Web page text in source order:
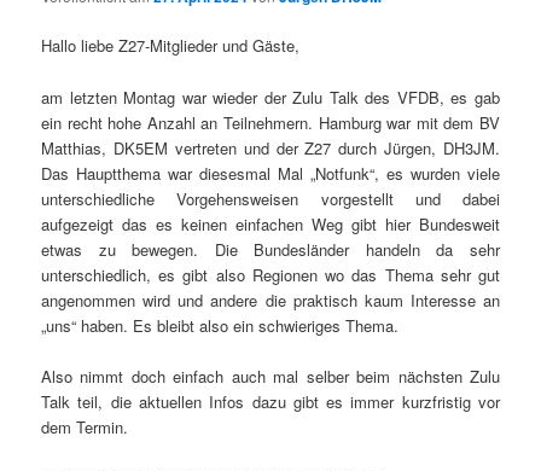
Hallo liebe Z27-Mitglieder und Gäste,
am letzten Montag war wieder der Zulu Talk des VFDB, es gab
ein recht hohe Anzahl an Teilnehmern. Hamburg war mit dem BV
Matthias, DK5EM vertreten und der Z27 durch Jürgen, DH3JM.
Das Hauptthema war diesesmal Mal „Notfunk“, es wurden viele
unterschiedliche Vorgehensweisen vorgestellt und dabei
aufgezeigt das es keinen einfachen Weg gibt hier Bundesweit
etwas zu bewegen. Die Bundesländer handeln da sehr
unterschiedlich, es gibt also Regionen wo das Thema sehr gut
angenommen wird und andere die praktisch kaum Interesse an
„uns“ haben. Es bleibt also ein schwieriges Thema.
Also nimmt doch einfach auch mal selber beim nächsten Zulu
Talk teil, die aktuellen Infos dazu gibt es immer kurzfristig vor
dem Termin.